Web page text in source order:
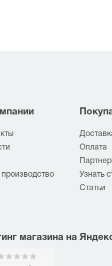
Оплата
Узнать
Статьи
магазина на